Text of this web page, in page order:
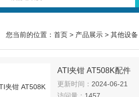
您当前的位置： 首页 > 产品展示 > 其他设备
ATI夹钳 AT508K配件
更新时间： 2024-06-21